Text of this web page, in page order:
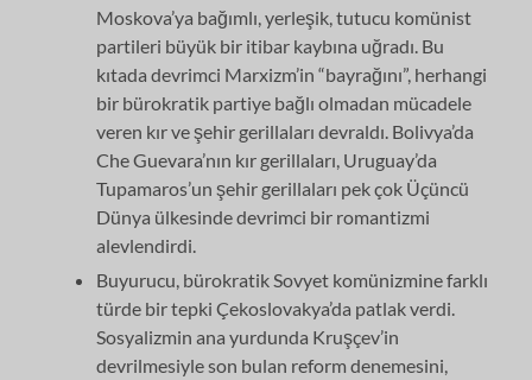
Moskova’ya bağımlı, yerleşik, tutucu komünist
partileri büyük bir itibar kay­bına uğradı. Bu
kıtada devrimci Marxizm’in “bayrağını”, herhangi
bir bürokra­tik partiye bağlı olmadan mücadele
veren kır ve şehir gerillaları devraldı. Boliv­ya’da
Che Guevara’nın kır gerillaları, Uruguay’da
Tupamaros’un şehir gerilla­ları pek çok Üçüncü
Dünya ülkesinde devrimci bir romantizmi
alevlendirdi.
Buyurucu, bürokratik Sovyet komünizmine farklı
türde bir tepki Çekoslovak­ya’da patlak verdi.
Sosyalizmin ana yurdunda Kruşçev’in
devrilmesiyle son bu­lan reform denemesini,